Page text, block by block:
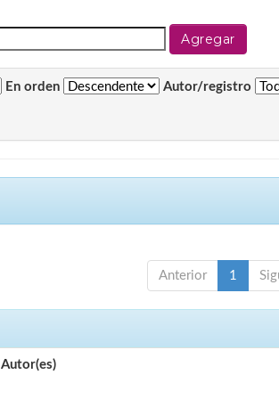
En orden Autor/registro
Anterior 1
Autor(es)